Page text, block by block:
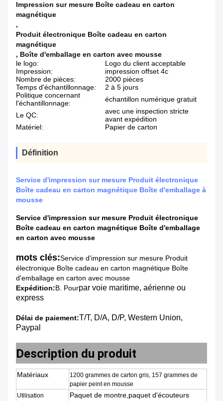
Impression sur mesure Boîte cadeau en carton
magnétique
,
Produit électronique Boîte cadeau en carton
magnétique
, Boîte d'emballage en carton avec mousse
le logo:
Logo du client acceptable
Impression:
impression offset 4c
Nombre de pièces:
2000 pièces
Temps d'échantillonnage:
2 à 5 jours
Politique concernant
l'échantillonnage:
échantillon numérique gratuit
Le QC:
avec une inspection stricte
avant expédition
Matériel:
Papier de carton
Définition
Service d'impression sur mesure Produit électronique
Boîte cadeau en carton magnétique Boîte d'emballage à
mousse
Service d'impression sur mesure Produit électronique
Boîte cadeau en carton magnétique Boîte d'emballage
en carton avec mousse
mots clés:Service d'impression sur mesure Produit
électronique Boîte cadeau en carton magnétique Boîte
d'emballage en carton avec mousse
Expédition:B. Pourpar voie maritime, aérienne ou
express
Délai de paiement:T/T, D/A, D/P, Western Union,
Paypal
Description du produit
Matériaux
1200 grammes de carton gris, 157 grammes de
papier peint en mousse
Utilisation
Paquet de montre,paquet d'écouteurs